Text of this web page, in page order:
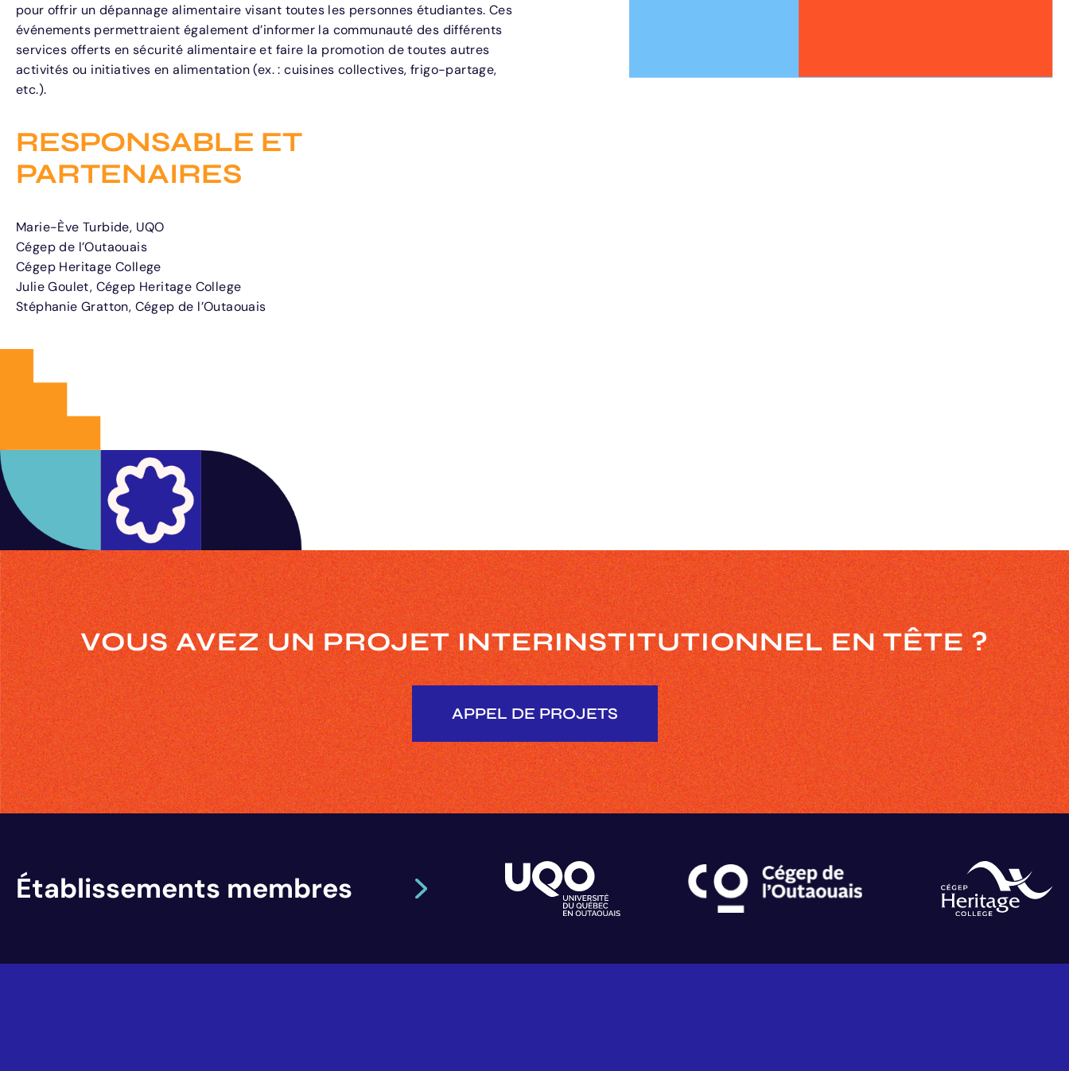
pour offrir un dépannage alimentaire visant toutes les personnes étudiantes. Ces
événements permettraient également d’informer la communauté des différents
services offerts en sécurité alimentaire et faire la promotion de toutes autres
activités ou initiatives en alimentation (ex. : cuisines collectives, frigo-partage,
etc.).
RESPONSABLE ET
PARTENAIRES
Marie-Ève Turbide, UQO
Cégep de l’Outaouais
Cégep Heritage College
Julie Goulet, Cégep Heritage College
Stéphanie Gratton, Cégep de l’Outaouais
VOUS AVEZ UN PROJET INTERINSTITUTIONNELEN TÊTE ?
APPEL DE PROJETS
Établissements membres